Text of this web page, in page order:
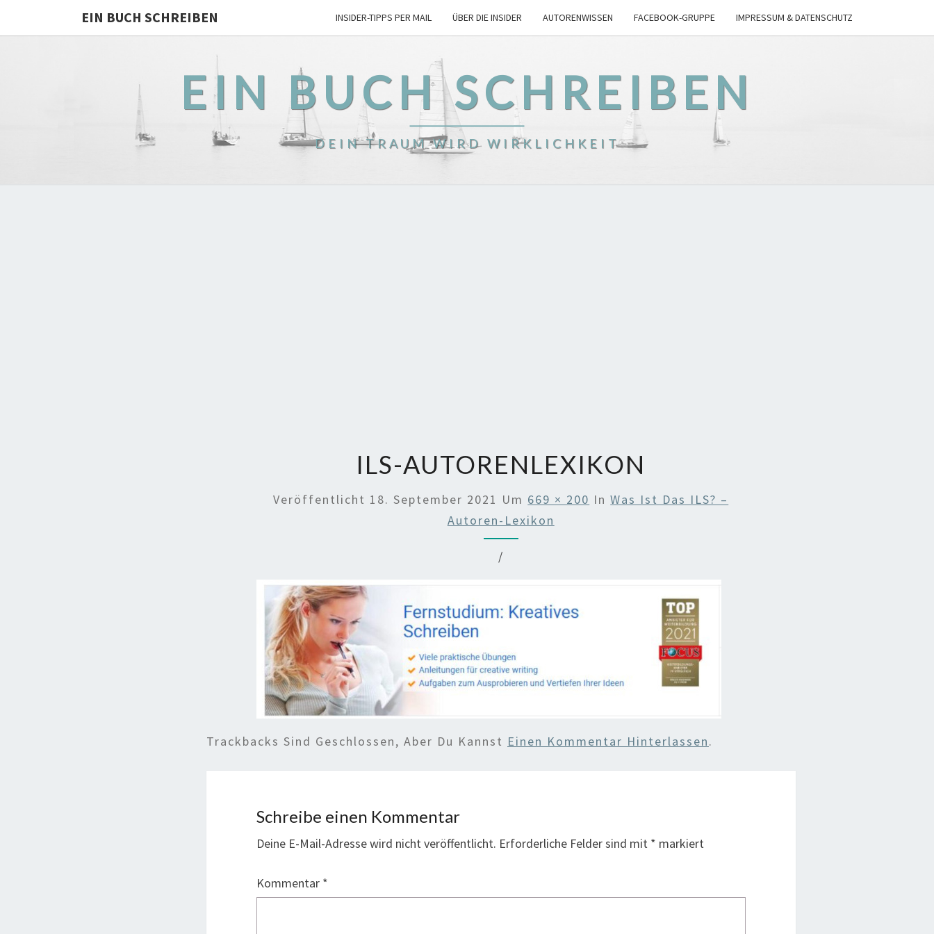
EIN BUCH SCHREIBEN INSIDER-TIPPS PER MAIL ÜBER DIE INSIDER AUTORENWISSEN FACEBOOK-GRUPPE IMPRESSUM & DATENSCHUTZ
EIN BUCH SCHREIBEN
DEIN TRAUM WIRD WIRKLICHKEIT
ILS-AUTORENLEXIKON
Veröffentlicht 18. September 2021 Um 669 × 200 InWas Ist Das ILS? –
Autoren-Lexikon
/
Trackbacks Sind Geschlossen, Aber Du Kannst Einen Kommentar Hinterlassen.
Schreibe einen Kommentar
Deine E-Mail-Adresse wird nicht veröffentlicht. Erforderliche Felder sind mit * markiert
Kommentar *